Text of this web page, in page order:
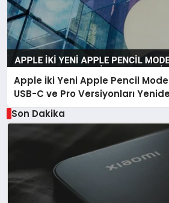
Apple İki Yeni Apple Pencil
USB-C ve Pro Versiyonları
Son Dakika